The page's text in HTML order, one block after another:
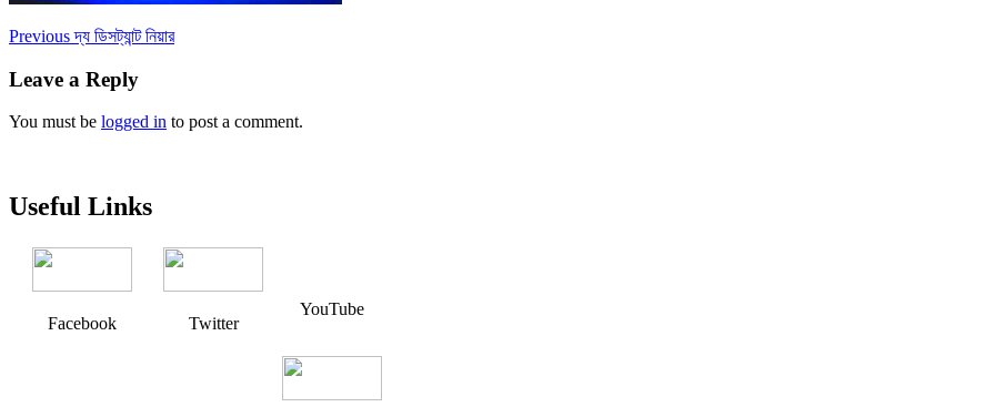
Post
navigation
PreviousPrevious
দ্য ডিসট্যান্ট নিয়ার
Leave a Reply
You must be logged in to post a comment.
Useful Links
Facebook Twitter
YouTube